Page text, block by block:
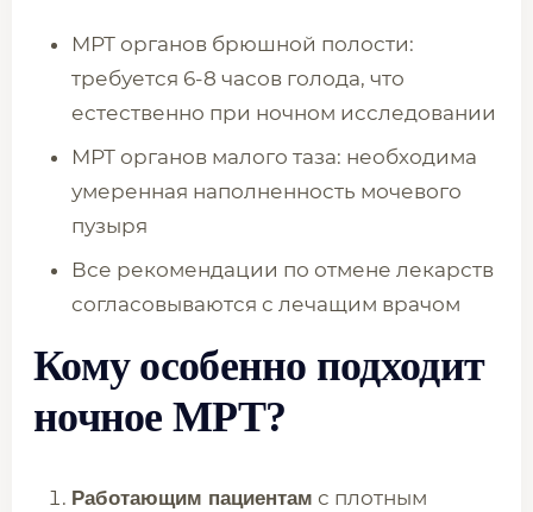
МРТ органов брюшной полости:
требуется 6-8 часов голода, что
естественно при ночном исследовании
МРТ органов малого таза: необходима
умеренная наполненность мочевого
пузыря
Все рекомендации по отмене лекарств
согласовываются с лечащим врачом
Кому особенно подходит
ночное МРТ?
Работающим пациентам с плотным